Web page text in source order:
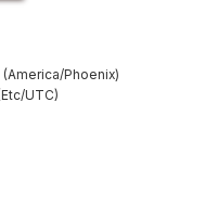
America/Phoenix
Etc/UTC